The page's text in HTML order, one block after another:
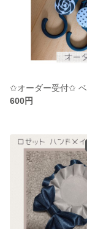
600円